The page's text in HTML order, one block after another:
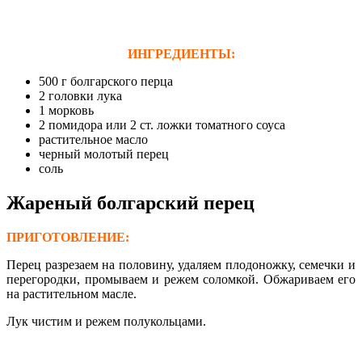
ИНГРЕДИЕНТЫ:
500 г болгарского перца
2 головки лука
1 морковь
2 помидора или 2 ст. ложки томатного соуса
растительное масло
черный молотый перец
соль
Жареный болгарский перец
ПРИГОТОВЛЕНИЕ:
Перец разрезаем на половину, удаляем плодоножку, семечки и
перегородки, промываем и режем соломкой. Обжариваем его
на растительном масле.
Лук чистим и режем полукольцами.